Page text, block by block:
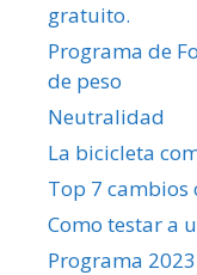
gratuito.
Programa de
de peso
Neutralidad
La bicicleta
Top 7 cambios
Como testar a
Programa